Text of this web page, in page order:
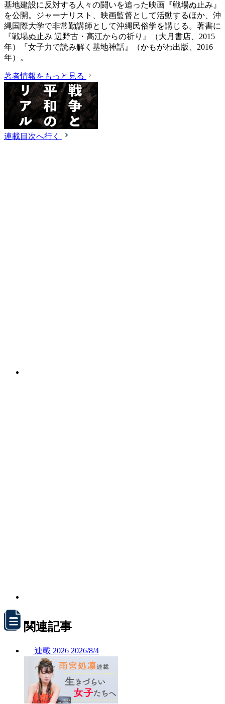
基地建設に反対する人々の闘いを追った映画『戦場ぬ止み』
を公開。ジャーナリスト、映画監督として活動するほか、沖
縄国際大学で非常勤講師として沖縄民俗学を講じる。著書に
『戦場ぬ止み 辺野古・高江からの祈り』（大月書店、2015
年）『女子力で読み解く基地神話』（かもがわ出版、2016
年）。
著者情報をもっと見る
連載目次へ行く
関連記事
連載 2026 2026/8/4